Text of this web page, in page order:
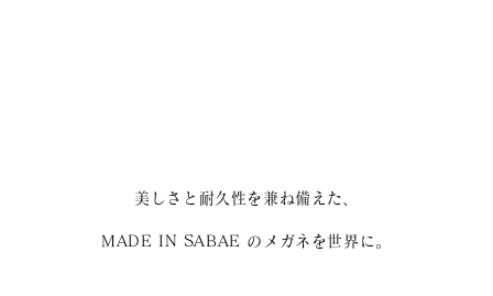
美しさと耐久性を兼ね備えた、
MADE IN SABAE のメガネを世界に。